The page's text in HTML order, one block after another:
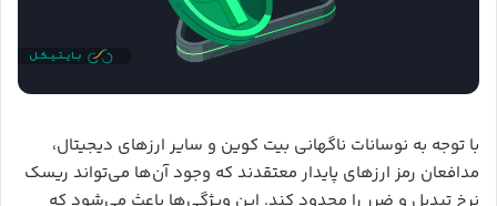
با توجه به نوسانات ناگهانی بیت کوین و سایر ارزهای دیجیتال،
مدافعان رمز ارزهای پایدار معتقدند که وجود آن‌ها می‌تواند ریسک